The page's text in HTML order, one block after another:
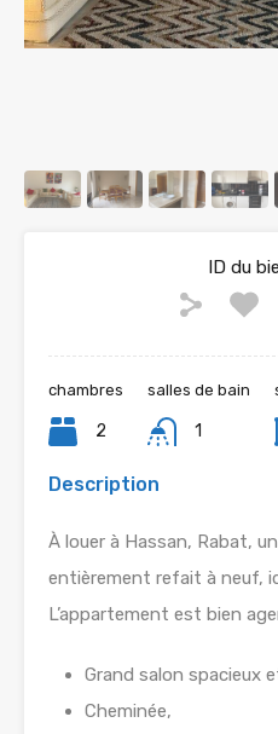
ID du
chambres
2
salles de bain
1
Description
À louer à Hassan, Rabat,
entièrement refait à neuf,
L’appartement est bien
Grand salon spacieux
Cheminée,